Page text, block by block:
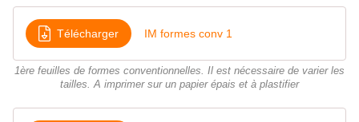
Télécharger IM formes conv 1
1ère feuilles de formes conventionnelles. Il est nécessaire de varier les
tailles. A imprimer sur un papier épais et à plastifier